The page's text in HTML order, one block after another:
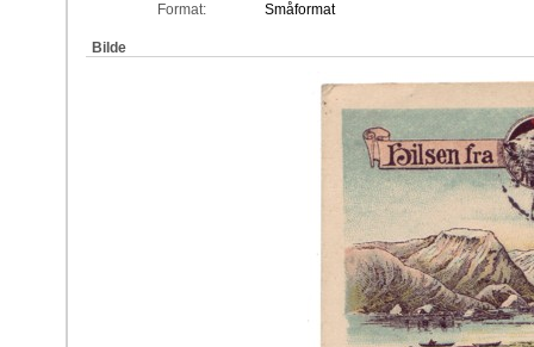
Format:
Småformat
Bilde